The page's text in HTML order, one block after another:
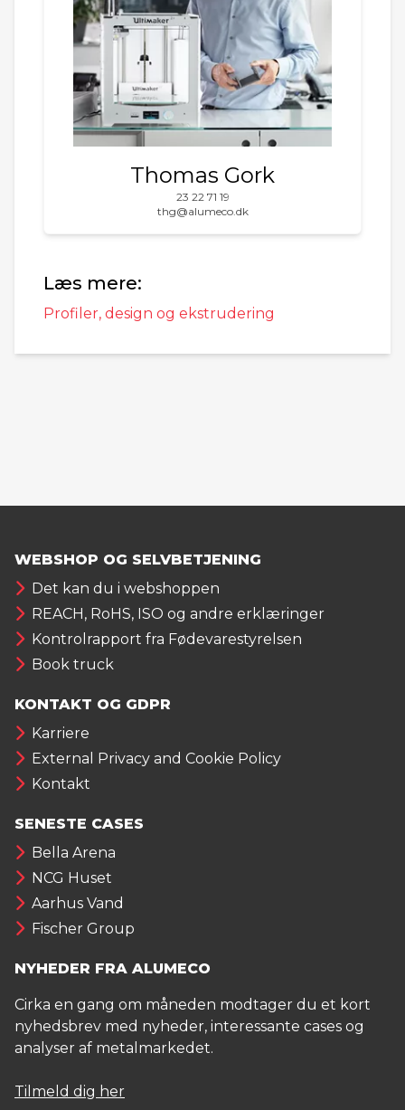
Thomas Gork
23 22 71 19
thg@alumeco.dk
Læs mere:
Profiler, design og ekstrudering
WEBSHOP OG SELVBETJENING
Det kan du i webshoppen
REACH, RoHS, ISO og andre erklæringer
Kontrolrapport fra Fødevarestyrelsen
Book truck
KONTAKT OG GDPR
Karriere
External Privacy and Cookie Policy
Kontakt
SENESTE CASES
Bella Arena
NCG Huset
Aarhus Vand
Fischer Group
NYHEDER FRA ALUMECO
Cirka en gang om måneden modtager du et kort
nyhedsbrev med nyheder, interessante cases og
analyser af metalmarkedet.
Tilmeld dig her